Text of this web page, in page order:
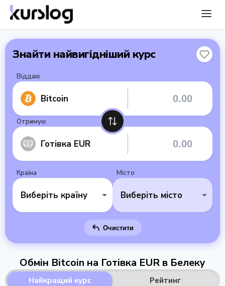
Знайти найвигідніший курс
Віддаю
Bitcoin
Отримую
Готівка EUR
Країна
Виберіть країну
Місто
Виберіть місто
Очистити
Обмін Bitcoin на Готівка EUR в Белеку
Найкращий курс Рейтинг